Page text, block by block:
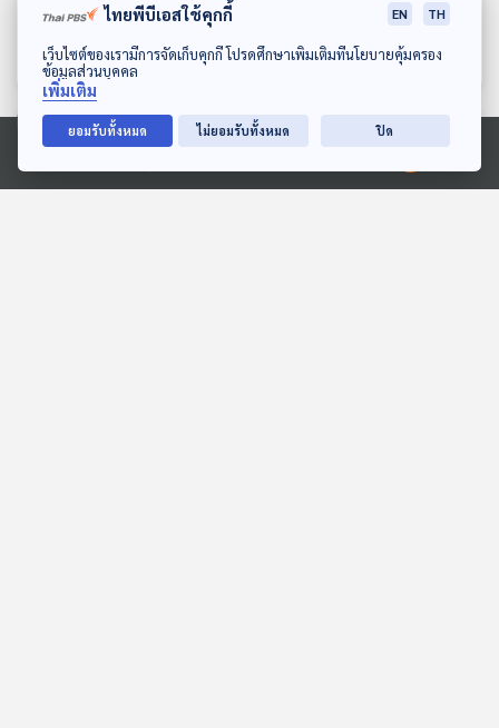
ดาวน์โหลด Thai PBS Podcast Application
Ⓒ 2020 องค์การกระจายเสียงและแพร่ภาพสาธารณะแห่งประเทศไทย
ประเสริฐกุล "นักผจญภัย"
ในดินแดนสงคราม
คุยนอกกรอบ
และการลงทุนในทองคำ ช่วง
นี้เกิดอะไรขึ้น ?
คุยนอกกรอบ
ตอนที่เกี่ยวข้อง
ไทยพีบีเอสใช้คุกกี้ EN TH
เว็บไซต์ของเรามีการจัดเก็บคุกกี้ โปรดศึกษาเพิ่มเติมที่นโยบายคุ้มครอง
ข้อมูลส่วนบุคคล
เพิ่มเติม
ยอมรับทั้งหมด ไม่ยอมรับทั้งหมด ปิด